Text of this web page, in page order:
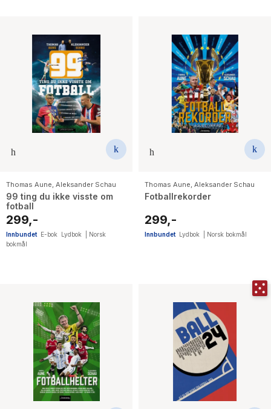
Thomas Aune, Aleksander Schau
99 ting du ikke visste om
fotball
299,-
Innbundet E-bok Lydbok
Norsk
bokmål
Thomas Aune, Aleksander Schau
Fotballrekorder
299,-
Innbundet Lydbok Norsk bokmål